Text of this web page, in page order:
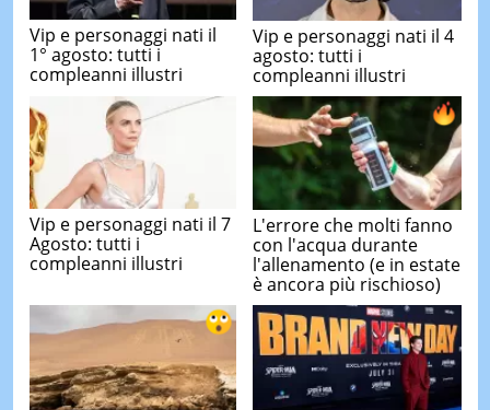
Vip e personaggi nati il
1° agosto: tutti i
compleanni illustri
Vip e personaggi nati il 4
agosto: tutti i
compleanni illustri
Vip e personaggi nati il 7
Agosto: tutti i
compleanni illustri
L'errore che molti fanno
con l'acqua durante
l'allenamento (e in estate
è ancora più rischioso)